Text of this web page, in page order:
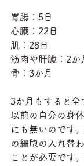
胃腸：5日
心臓：22日
肌：28日
筋肉や肝臓：2か
骨：3か月
3か月もすると全
以前の自分の身
にも無いのです
の細胞の入れ替
ことが必要です